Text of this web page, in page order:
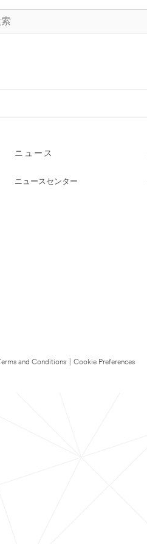
ニュース
ニュースセンター
Terms and Conditions
Cookie Preferences